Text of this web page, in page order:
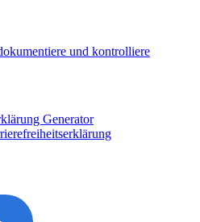
und kontrolliere
Generator